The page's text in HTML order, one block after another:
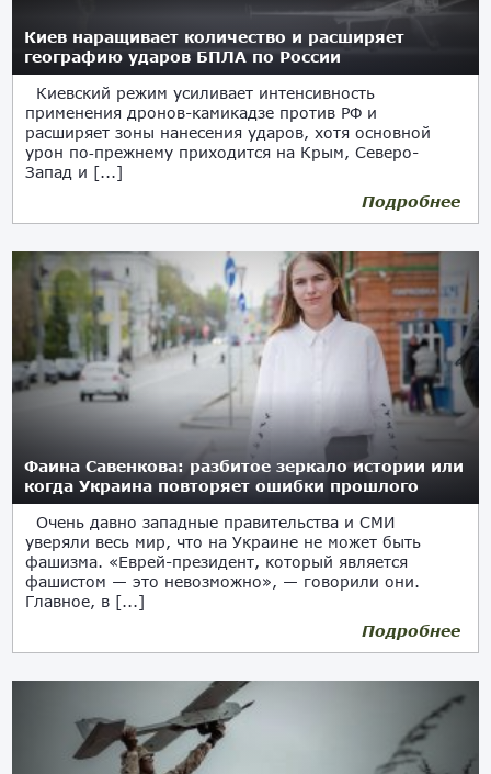
Киев наращивает количество и расширяет
географию ударов БПЛА по России
Киевский режим усиливает интенсивность
применения дронов-камикадзе против РФ и
расширяет зоны нанесения ударов, хотя основной
урон по‑прежнему приходится на Крым, Северо-
Запад и [...]
Подробнее
Фаина Савенкова: разбитое зеркало истории или
когда Украина повторяет ошибки прошлого
Очень давно западные правительства и СМИ
уверяли весь мир, что на Украине не может быть
фашизма. «Еврей-президент, который является
фашистом — это невозможно», — говорили они.
Главное, в [...]
Подробнее